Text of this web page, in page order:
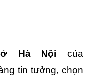
Hà Nội của
tin tưởng, chọn